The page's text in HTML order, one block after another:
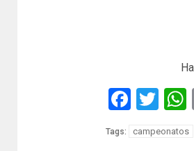
Tags: campeonatos